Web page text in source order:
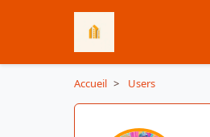
Accueil > Users